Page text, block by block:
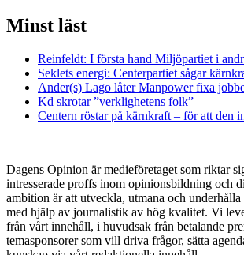
Minst läst
Reinfeldt: I första hand Miljöpartiet i
Seklets energi: Centerpartiet sågar
Ander(s) Lago låter Manpower fixa
Kd skrotar ”verklighetens folk”
Centern röstar på kärnkraft – för att den
Dagens Opinion är medieföretaget som riktar
intresserade proffs inom opinionsbildning och
ambition är att utveckla, utmana och
med hjälp av journalistik av hög kvalitet. Vi
från vårt innehåll, i huvudsak från betalande
temasponsorer som vill driva frågor, sätta